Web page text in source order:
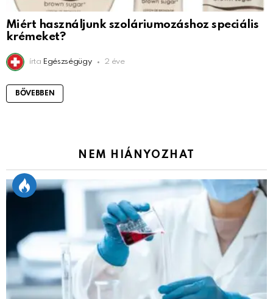
Miért használjunk szoláriumozáshoz speciális
krémeket?
írta Egészségügy 2 éve
BŐVEBBEN
NEM HIÁNYOZHAT